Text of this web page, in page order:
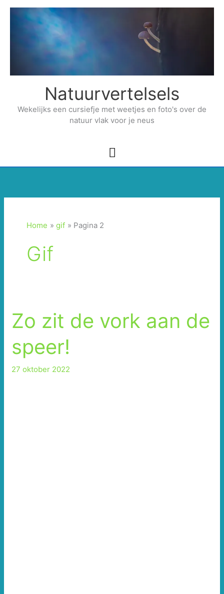
Natuurvertelsels
Wekelijks een cursiefje met weetjes en foto's over de
natuur vlak voor je neus
Hoofdmenu
Home gif Pagina 2
Gif
Zo zit de vork aan de
speer!
27 oktober 2022